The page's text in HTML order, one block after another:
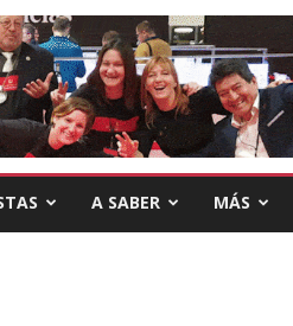
A SABER MÁS